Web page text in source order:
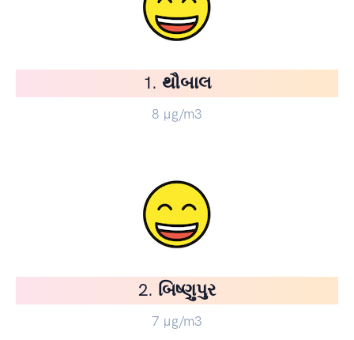
1. થૌબાલ
8 µg/m3
2. બિષ્ણુપુર
7 µg/m3